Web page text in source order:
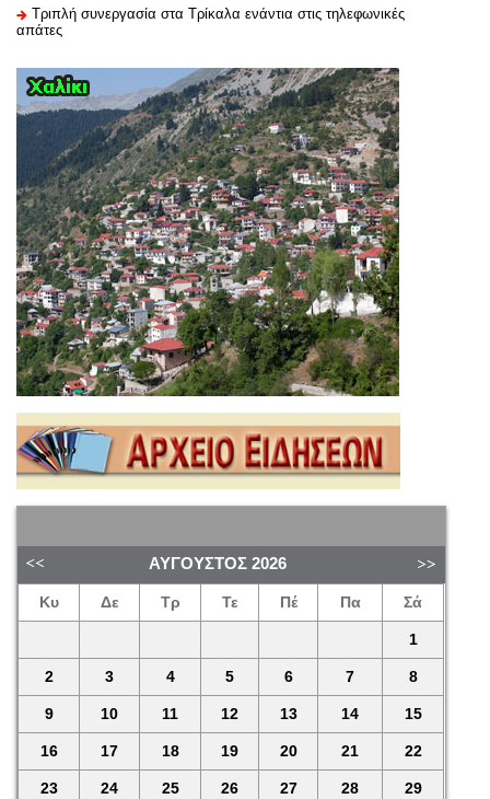
Τριπλή συνεργασία στα Τρίκαλα ενάντια στις τηλεφωνικές
απάτες
ΑΎΓΟΥΣΤΟΣ 2026
Κυ Δε Τρ Τε Πέ Πα Σά
1
2 3 4 5 6 7 8
9 10 11 12 13 14 15
16 17 18 19 20 21 22
23 24 25 26 27 28 29